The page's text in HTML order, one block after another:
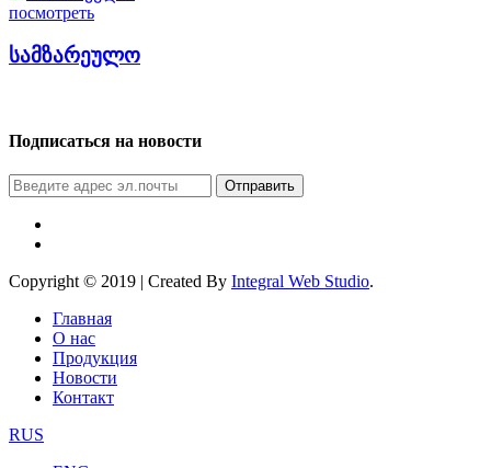
посмотреть
სამზარეულო
Подписаться на новости
Отправить
Copyright © 2019 | Created By Integral Web Studio.
Главная
О нас
Продукция
Новости
Контакт
RUS